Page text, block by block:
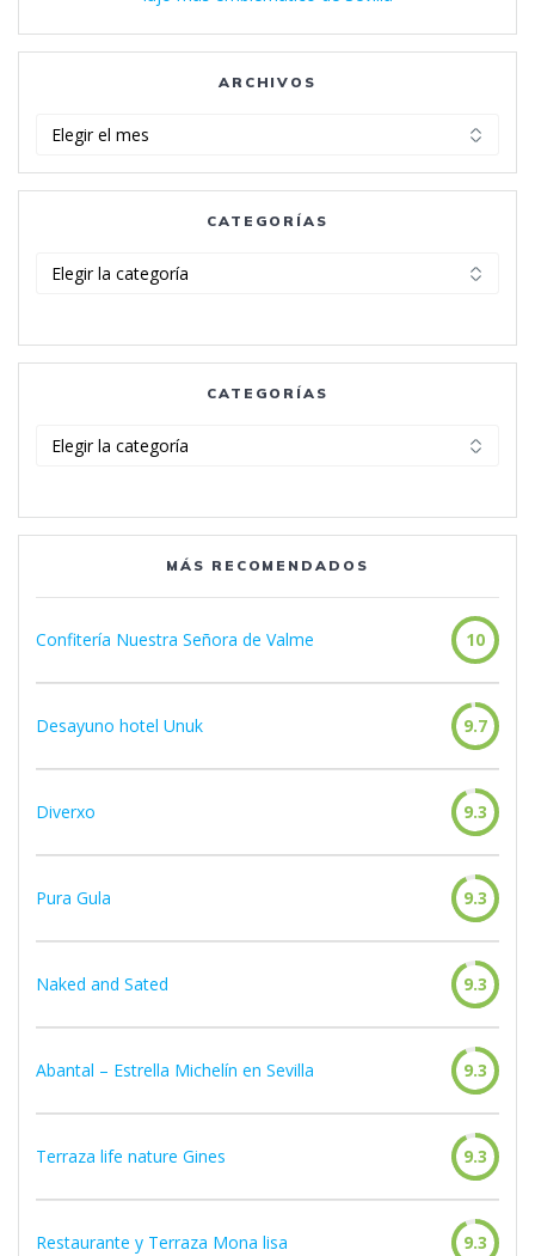
ARCHIVOS
CATEGORÍAS
CATEGORÍAS
MÁS RECOMENDADOS
Confitería Nuestra Señora de Valme 10
Desayuno hotel Unuk 9.7
Diverxo 9.3
Pura Gula 9.3
Naked and Sated 9.3
Abantal – Estrella Michelín en Sevilla 9.3
Terraza life nature Gines 9.3
Restaurante y Terraza Mona lisa 9.3